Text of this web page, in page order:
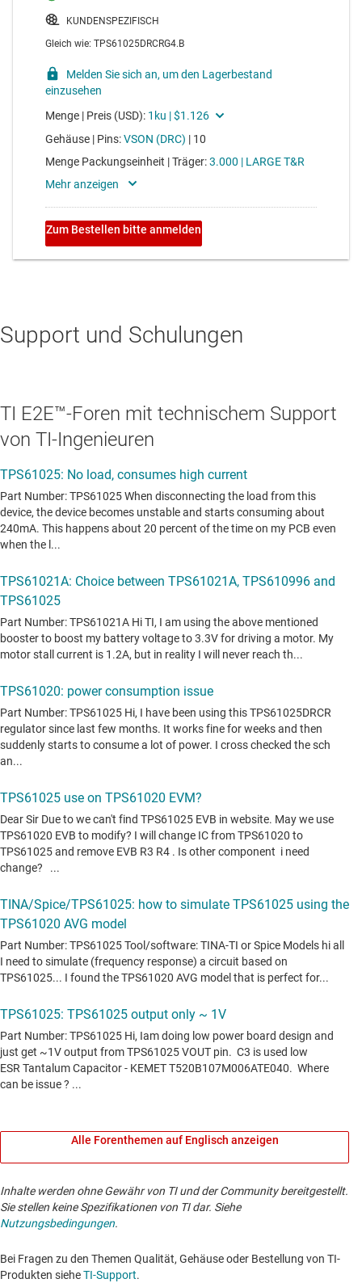
Support und Schulungen
TI E2E™-Foren mit technischem Support
von TI-Ingenieuren
Alle Forenthemen auf Englisch anzeigen
Inhalte werden ohne Gewähr von TI und der Community bereitgestellt.
Sie stellen keine Spezifikationen von TI dar. Siehe
Nutzungsbedingungen.
Bei Fragen zu den Themen Qualität, Gehäuse oder Bestellung von TI-
Produkten sieheTI-Support. ​​​​​​​​​​​​​​